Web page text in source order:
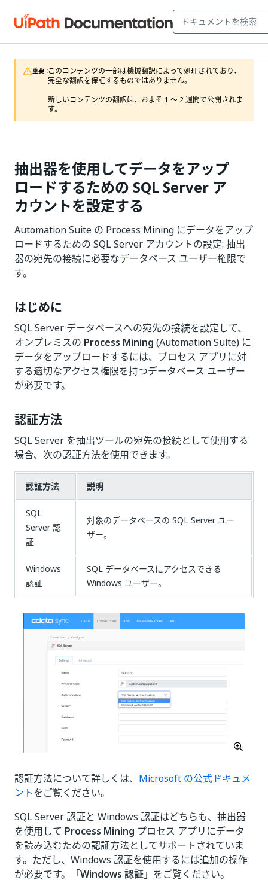
重要 :このコンテンツの一部は機械翻訳によって処理されており、
完全な翻訳を保証するものではありません。
新しいコンテンツの翻訳は、およそ 1 ～ 2 週間で公開されま
す。
抽出器を使用してデータをアップ
ロードするための SQL Server ア
カウントを設定する
Automation Suite の Process Mining にデータをアップ
ロードするための SQL Server アカウントの設定: 抽出
器の宛先の接続に必要なデータベース ユーザー権限で
す。
はじめに
SQL Server データベースへの宛先の接続を設定して、
オンプレミスの Process Mining (Automation Suite) に
データをアップロードするには、プロセス アプリに対
する適切なアクセス権限を持つデータベース ユーザー
が必要です。
認証方法
SQL Server を抽出ツールの宛先の接続として使用する
場合、次の認証方法を使用できます。
認証方法 説明
SQL
Server 認
証
対象のデータベースの SQL Server ユー
ザー。
Windows
認証
SQL データベースにアクセスできる
Windows ユーザー。
認証方法について詳しくは、 Microsoft の公式ドキュメ
ントをご覧ください。
SQL Server 認証と Windows 認証はどちらも、抽出器
を使用して Process Mining プロセス アプリにデータ
を読み込むための認証方法としてサポートされていま
す。ただし、Windows 認証を使用するには追加の操作
が必要です。「Windows 認証」をご覧ください。